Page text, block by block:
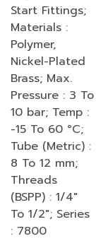
Start Fittings;
Materials :
Polymer,
Nickel-Plated
Brass; Max.
Pressure : 3 To
10 bar; Temp :
-15 To 60 °C;
Tube (Metric) :
8 To 12 mm;
Threads
(BSPP) : 1/4″
To 1/2″; Series
: 7800